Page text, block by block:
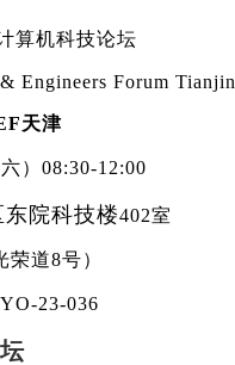
算机科技论坛
Engineers Forum Tianjin
天津
） 08:30-12:00
东院科技楼402室
荣道8号）
23-036